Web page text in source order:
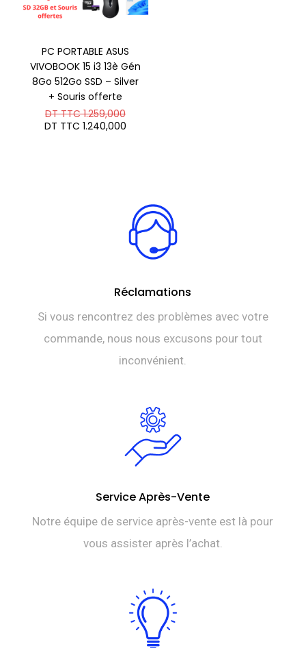
PC PORTABLE ASUS
VIVOBOOK 15 i3 13è Gén
8Go 512Go SSD – Silver
+ Souris offerte
DT TTC1.259,000Le
prix
DT TTC 1.240,000
Réclamations
Si vous rencontrez des problèmes avec votre
commande, nous nous excusons pour tout
inconvénient.
Service Après-Vente
Notre équipe de service après-vente est là pour
vous assister après l’achat.